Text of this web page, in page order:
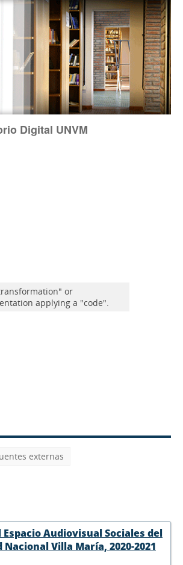
Digital UNVM
or
applying a "code".
externas
Audiovisual Sociales del
Villa María, 2020-2021